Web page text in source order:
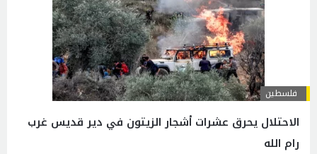
فلسطين
الاحتلال يحرق عشرات أشجار الزيتون في دير قديس غرب
رام الله